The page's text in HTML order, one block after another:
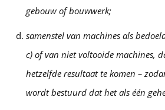
gebouw of bouwwerk;
samenstel van machines als
c) of van niet voltooide machines,
hetzelfde resultaat te komen –
wordt bestuurd dat het als één